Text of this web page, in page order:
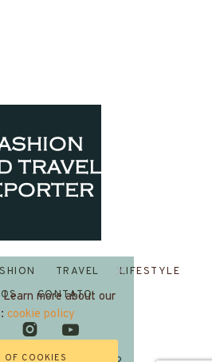
TRAVEL
LIFESTYLE
CONTATO
more about our
cookie policy
OF COOKIES